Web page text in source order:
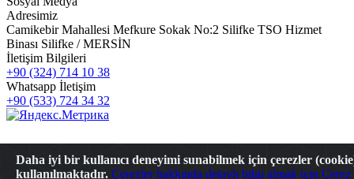
Adresimiz
Camikebir Mahallesi Mefkure Sokak No:2 Silifke TSO Hizmet
Binası Silifke / MERSİN
İletişim Bilgileri
+90 (324) 714 10 38
Whatsapp İletişim
+90 (533) 724 34 32
Daha iyi bir kullanıcı deneyimi sunabilmek için çerezler
kullanılmaktadır. Çerezler hakkında detaylı bilgi almak için Çerez